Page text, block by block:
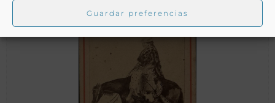
Guardar preferencias